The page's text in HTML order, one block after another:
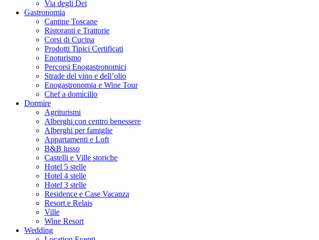
Via degli Dei
Gastronomia
Cantine Toscane
Ristoranti e Trattorie
Corsi di Cucina
Prodotti Tipici Certificati
Enoturismo
Percorsi Enogastronomici
Strade del vino e dell’olio
Enogastronomia e Wine Tour
Chef a domicilio
Dormire
Agriturismi
Alberghi con centro benessere
Alberghi per famiglie
Appartamenti e Loft
B&B lusso
Castelli e Ville storiche
Hotel 5 stelle
Hotel 4 stelle
Hotel 3 stelle
Residence e Case Vacanza
Resort e Relais
Ville
Wine Resort
Wedding